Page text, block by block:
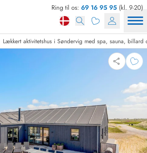
Ring til os: 69 16 95 95 (kl. 9-20)
Lækkert aktivitetshus i Søndervig med spa, sauna, billard